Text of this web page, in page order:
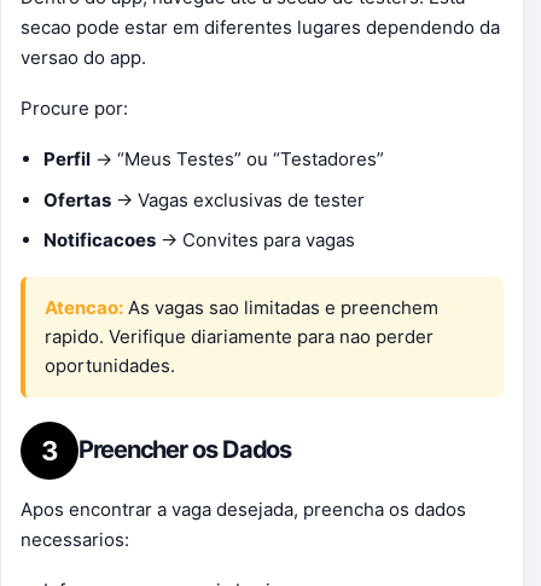
secao pode estar em diferentes lugares dependendo da
versao do app.
Procure por:
Perfil→ “Meus Testes” ou “Testadores”
Ofertas→ Vagas exclusivas de tester
Notificacoes→ Convites para vagas
Atencao: As vagas sao limitadas e preenchem
rapido. Verifique diariamente para nao perder
oportunidades.
3 Preencher os Dados
Apos encontrar a vaga desejada, preencha os dados
necessarios: